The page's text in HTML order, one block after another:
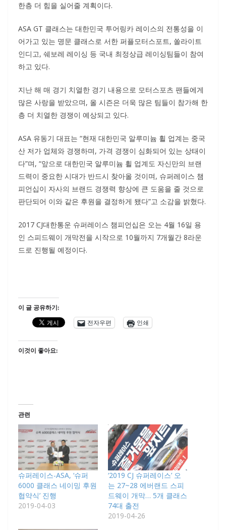
한층 더 힘을 실어줄 계획이다.
ASA GT 클래스는 대한민국 투어링카 레이스의 전통성을 이
어가고 있는 명문 클래스로 서한 퍼플모터스포트, 쏠라이트
인디고, 쉐보레 레이싱 등 국내 최정상급 레이싱팀들이 참여
하고 있다.
지난 해 매 경기 치열한 경기 내용으로 모터스포츠 팬들에게
많은 사랑을 받았으며, 올 시즌은 더욱 많은 팀들이 참가해 한
층 더 치열한 경쟁이 예상되고 있다.
ASA 유동기 대표는 “현재 대한민국 알루미늄 휠 업계는 중국
산 저가 업체와 경쟁하며, 가격 경쟁이 심화되어 있는 상태이
다”며, “앞으로 대한민국 알루미늄 휠 업계도 자신만의 브랜
드력이 중요한 시대가 반드시 찾아올 것이며, 슈퍼레이스 챔
피언십이 자사의 브랜드 경쟁력 향상에 큰 도움을 줄 것으로
판단되어 이와 같은 후원을 결정하게 됐다”고 소감을 밝혔다.
2017 CJ대한통운 슈퍼레이스 챔피언십은 오는 4월 16일 용
인 스피드웨이 개막전을 시작으로 10월까지 7개월간 8라운
드로 진행될 예정이다.
이 글 공유하기:
전자우편
인쇄
이것이 좋아요:
관련
슈퍼레이스-ASA, ‘슈퍼
6000 클래스 네이밍 후원
협약식’ 진행
2019-04-03
‘2019 CJ 슈퍼레이스’ 오
는 27~28 에버랜드 스피
드웨이 개막… 5개 클래스
74대 출전
2019-04-26